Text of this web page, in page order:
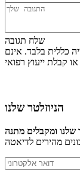
שלח תגובה
כללית בלבד. אינם
הניוזלטר שלנו
שלנו ומקבלים מתנה